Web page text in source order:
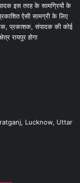
इस तरह के सामग्रियों के
ऐसी सामग्री के लिए
प्रकाशक, संपादक की कोई
रायपुर होगा
Lucknow, Uttar